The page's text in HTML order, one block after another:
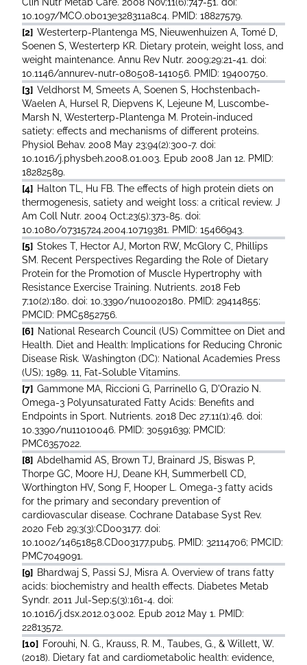
10.1097/MCO.0b013e328311a8c4. PMID: 18827579.
[2] Westerterp-Plantenga MS, Nieuwenhuizen A, Tomé D,
Soenen S, Westerterp KR. Dietary protein, weight loss, and
weight maintenance. Annu Rev Nutr. 2009;29:21-41. doi:
10.1146/annurev-nutr-080508-141056. PMID: 19400750.
[3] Veldhorst M, Smeets A, Soenen S, Hochstenbach-
Waelen A, Hursel R, Diepvens K, Lejeune M, Luscombe-
Marsh N, Westerterp-Plantenga M. Protein-induced
satiety: effects and mechanisms of different proteins.
Physiol Behav. 2008 May 23;94(2):300-7. doi:
10.1016/j.physbeh.2008.01.003. Epub 2008 Jan 12. PMID:
18282589.
[4] Halton TL, Hu FB. The effects of high protein diets on
thermogenesis, satiety and weight loss: a critical review. J
Am Coll Nutr. 2004 Oct;23(5):373-85. doi:
10.1080/07315724.2004.10719381. PMID: 15466943.
[5] Stokes T, Hector AJ, Morton RW, McGlory C, Phillips
SM. Recent Perspectives Regarding the Role of Dietary
Protein for the Promotion of Muscle Hypertrophy with
Resistance Exercise Training. Nutrients. 2018 Feb
7;10(2):180. doi: 10.3390/nu10020180. PMID: 29414855;
PMCID: PMC5852756.
[6] National Research Council (US) Committee on Diet and
Health. Diet and Health: Implications for Reducing Chronic
Disease Risk. Washington (DC): National Academies Press
(US); 1989. 11, Fat-Soluble Vitamins.
[7] Gammone MA, Riccioni G, Parrinello G, D'Orazio N.
Omega-3 Polyunsaturated Fatty Acids: Benefits and
Endpoints in Sport. Nutrients. 2018 Dec 27;11(1):46. doi:
10.3390/nu11010046. PMID: 30591639; PMCID:
PMC6357022.
[8] Abdelhamid AS, Brown TJ, Brainard JS, Biswas P,
Thorpe GC, Moore HJ, Deane KH, Summerbell CD,
Worthington HV, Song F, Hooper L. Omega-3 fatty acids
for the primary and secondary prevention of
cardiovascular disease. Cochrane Database Syst Rev.
2020 Feb 29;3(3):CD003177. doi:
10.1002/14651858.CD003177.pub5. PMID: 32114706; PMCID:
PMC7049091.
[9] Bhardwaj S, Passi SJ, Misra A. Overview of trans fatty
acids: biochemistry and health effects. Diabetes Metab
Syndr. 2011 Jul-Sep;5(3):161-4. doi:
10.1016/j.dsx.2012.03.002. Epub 2012 May 1. PMID:
22813572.
[10] Forouhi, N. G., Krauss, R. M., Taubes, G., & Willett, W.
(2018). Dietary fat and cardiometabolic health: evidence,